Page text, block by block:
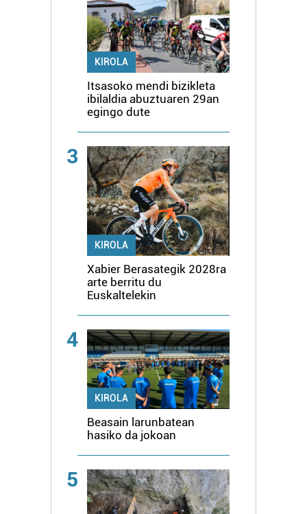
KIROLA
Itsasoko mendi bizikleta
ibilaldia abuztuaren 29an
egingo dute
3
KIROLA
Xabier Berasategik 2028ra
arte berritu du
Euskaltelekin
4
KIROLA
Beasain larunbatean
hasiko da jokoan
5